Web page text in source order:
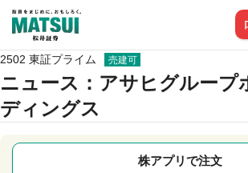
2502 東証プライム 売建可
ニュース ：アサヒグループ
ディングス
株アプリで注文